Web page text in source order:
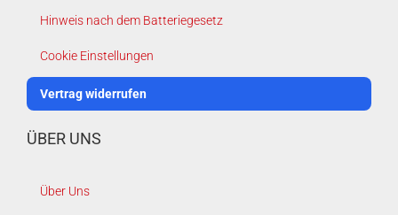
Hinweis nach dem Batteriegesetz
Cookie Einstellungen
Vertrag widerrufen
ÜBER UNS
Über Uns